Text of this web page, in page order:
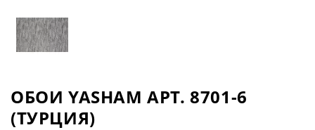
ОБОИ YASHAM АРТ. 8701-6
(ТУРЦИЯ)